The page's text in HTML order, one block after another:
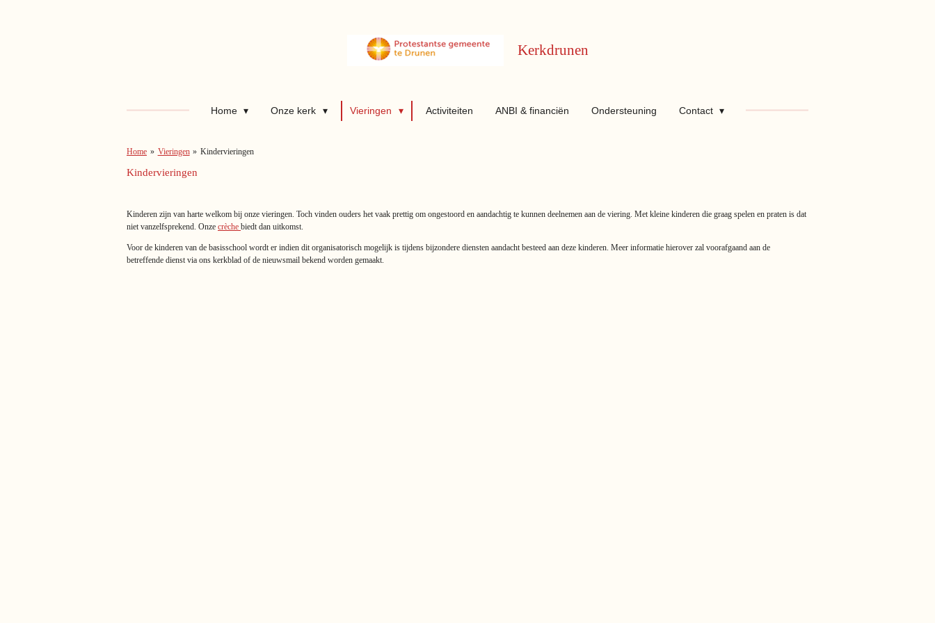
Kerkdrunen
Home Onze kerk Vieringen Activiteiten ANBI & financiën Ondersteuning Contact
Home » Vieringen » Kindervieringen
Kindervieringen
Kinderen zijn van harte welkom bij onze vieringen. Toch vinden ouders het vaak prettig om ongestoord en aandachtig te kunnen deelnemen aan de viering. Met kleine kinderen die graag spelen en praten is dat
niet vanzelfsprekend. Onze crèche biedt dan uitkomst.
Voor de kinderen van de basisschool wordt er indien dit organisatorisch mogelijk is tijdens bijzondere diensten aandacht besteed aan deze kinderen. Meer informatie hierover zal voorafgaand aan de
betreffende dienst via ons kerkblad of de nieuwsmail bekend worden gemaakt.